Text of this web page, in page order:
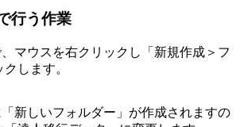
行う作業
マウスを右クリックし「新規作成＞フ
します。
新しいフォルダー」が作成されますの